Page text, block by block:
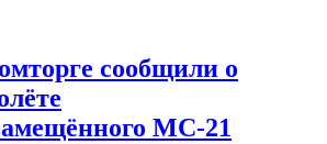
сообщили о
МС-21